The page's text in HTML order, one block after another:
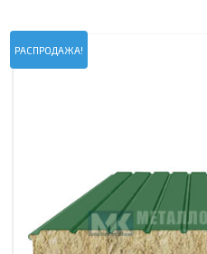
РАСПРОДАЖА!